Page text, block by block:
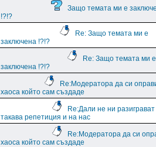
Защо темата ми е
!?!?
Re: Защо темата ми е
заключена !?!?
Re: Защо темата ми е
заключена !?!?
Re:Модератора да си
хаоса който сам създаде
Re:Дали не ни разиграват
такава репетиция и на нас
Re:Модератора да си
хаоса който сам създаде